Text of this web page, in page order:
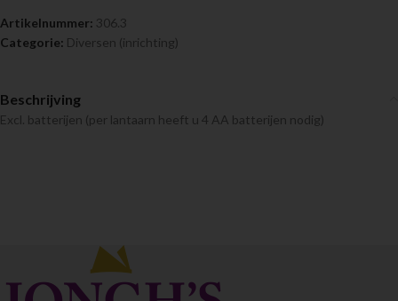
Artikelnummer: 306.3
Categorie: Diversen (inrichting)
Beschrijving
Excl. batterijen (per lantaarn heeft u 4 AA batterijen nodig)